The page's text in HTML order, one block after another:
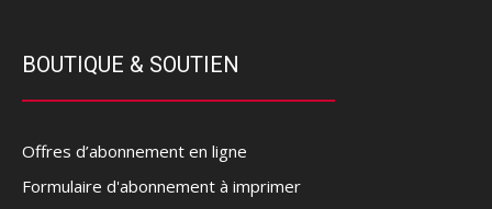
BOUTIQUE & SOUTIEN
Offres d’abonnement en ligne
Formulaire d'abonnement à imprimer